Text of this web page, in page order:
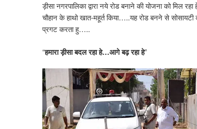
ड़ीसा नगरपालिका द्वारा नये रोड बनाने की योजना को
चौहान के हाथो खात-महूर्त किया…..यह रोड बनने से
प्रगट करता हु…..
“हमारा ड़ीसा बदल रहा हे…आगे बढ़ रहा हे”